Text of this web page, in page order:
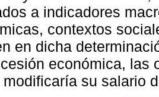
a indicadores
contextos
en dicha
económica, las
modificaría su salario